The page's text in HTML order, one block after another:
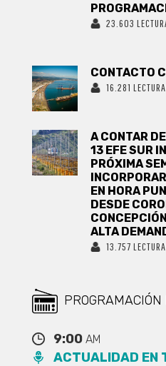
23.603
CONTACTO
16.281
A CONTAR
13 EFE SUR
PRÓXIMA
EN HORA
DESDE
ALTA
13.757
PROGRAMACIÓN
9:00 AM
ACTUALIDAD EN